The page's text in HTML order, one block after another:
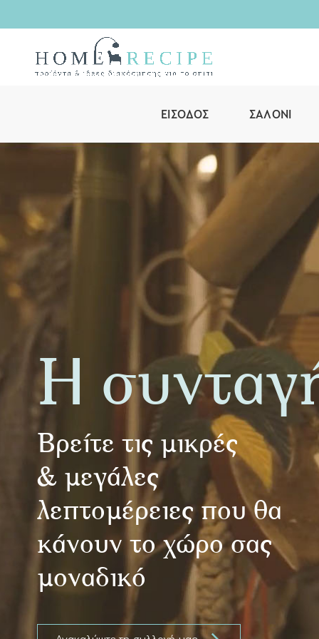
ΕΊΣΟΔΟΣ ΣΑΛΌΝΙ
Η
Βρείτε τις μικρές
& μεγάλες
λεπτομέρειες που θα
κάνουν το χώρο σας
μοναδικό